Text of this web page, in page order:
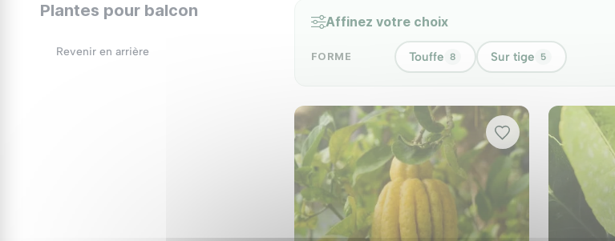
Observez la quantité de soleil que votre balcon reçoit tout au
que d'autres prospèrent à l'ombre.
Évaluez la surface disponible. Les petits balcons peuvent
Tenez compte des conditions climatiques de votre région, en particulier
Idées de Plantes pour Balcon
Voici quelques suggestions de plantes qui se prêtent parfaitement à la culture en balcon
Plantes pour balcon
Revenir en arrière
Affinez votre choix
FORME Touffe 8 Sur tige 5